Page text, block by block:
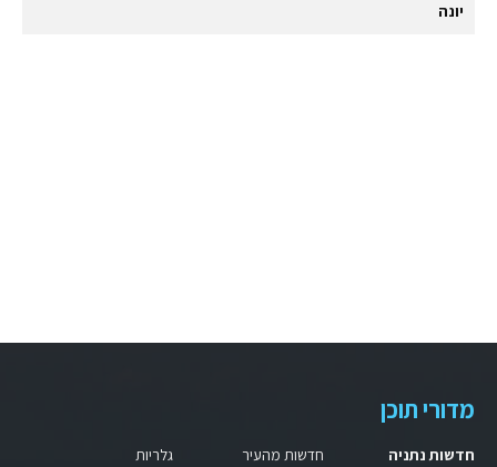
יונה
מדורי תוכן
חדשות נתניה
חדשות מהעיר
גלריות